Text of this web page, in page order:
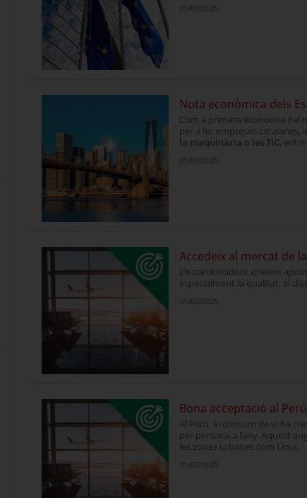
01/09/2025
Nota econòmica dels
Com a primera economia del
per a les empreses catalanes,
la maquinària o les TIC,
01/09/2025
Accedeix al mercat de
Els consumidors xinesos
especialment la qualitat, el
31/07/2025
Bona acceptació al
Al Perú, el consum de vi ha
per persona a l’any. Aquest
les zones urbanes com Lima.
31/07/2025